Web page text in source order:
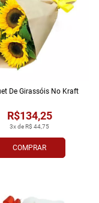
COMPRAR
3x de R$ 44,75
R$134,25
De Girassóis No Kraft